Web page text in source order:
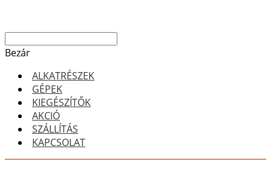
Bezár
ALKATRÉSZEK
GÉPEK
KIEGÉSZÍTŐK
AKCIÓ
SZÁLLÍTÁS
KAPCSOLAT